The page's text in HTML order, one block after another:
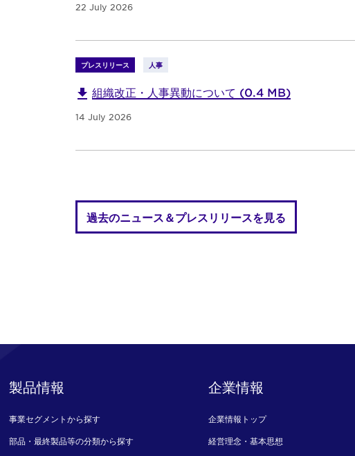
22 July 2026
プレスリリース 人事
組織改正・人事異動について (0.4 MB)
14 July 2026
過去のニュース＆プレスリリースを見る
製品情報
事業セグメントから探す
部品・最終製品等の分類から探す
企業情報
企業情報トップ
経営理念・基本思想